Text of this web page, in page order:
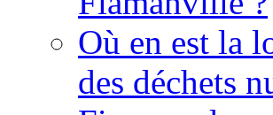
Où en est la
des déchets